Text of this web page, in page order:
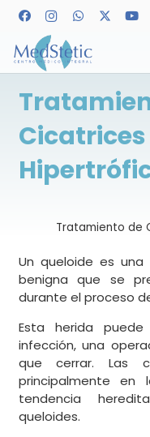
Cicatrices
Tratamiento de
Un queloide es
benigna que se
durante el proceso
Esta herida
infección, una
que cerrar. Las
principalmente en
tendencia
queloides.